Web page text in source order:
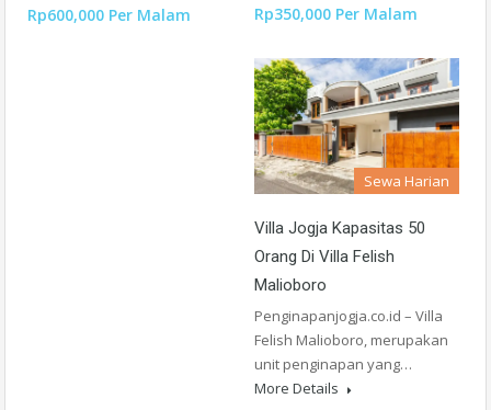
Rp600,000 Per Malam Rp350,000 Per Malam
Sewa Harian
Villa Jogja Kapasitas 50
Orang Di Villa Felish
Malioboro
Penginapanjogja.co.id – Villa
Felish Malioboro, merupakan
unit penginapan yang…
More Details